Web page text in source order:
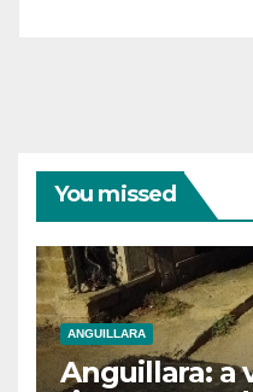
You missed
ANGUILLARA
Anguillara: a